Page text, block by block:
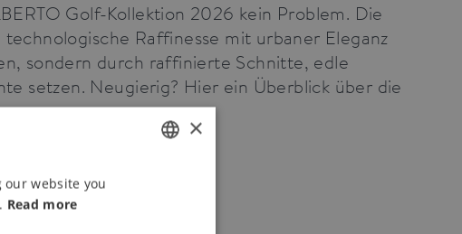
Golf-Kollektion 2026 kein Problem. Die
Raffinesse mit urbaner Eleganz
sondern durch raffinierte Schnitte, edle
setzen. Neugierig? Hier ein Überblick über die
×
our website you
Read more